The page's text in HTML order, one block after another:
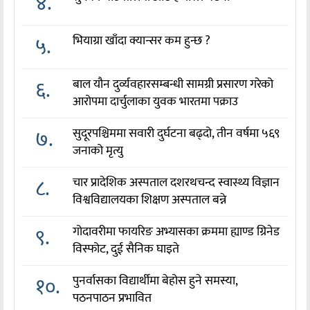
५. भियाग्रा खाँदा क्यान्सर कम हुन्छ ?
६.
बाल यौन दुर्व्यवहारसम्बन्धी सामग्री प्रसारण गरेको
आरोपमा दार्चुलाका युवक भारतमा पक्राउ
७.
सुदूरपश्चिममा सवारी दुर्घटना बढ्दो, तीन वर्षमा ५६९
जनाको मृत्यु
८.
चार प्रादेशिक अस्पताल दशरथचन्द स्वास्थ्य विज्ञान
विश्वविद्यालयका शिक्षण अस्पताल बन्ने
९.
गोदावरीमा फायरिङ अभ्यासका क्रममा ह्याण्ड ग्रिनेड
विस्फोट, दुई सैनिक घाइते
१०.
पुनर्वासका विद्यार्थीमा बेहोस हुने समस्या,
पठनपाठन प्रभावित